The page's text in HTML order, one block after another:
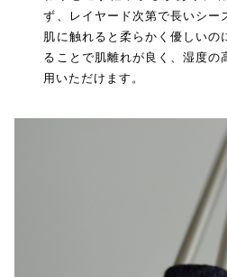
ず、レイヤード次第で長いシー
肌に触れると柔らかく優しいの
ることで肌離れが良く、湿度の
用いただけます。